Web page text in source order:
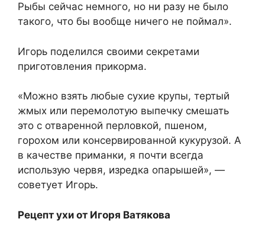
Рыбы сейчас немного, но ни разу не было
такого, что бы вообще ничего не поймал».
Игорь поделился своими секретами
приготовления прикорма.
«Можно взять любые сухие крупы, тертый
жмых или перемолотую выпечку смешать
это с отваренной перловкой, пшеном,
горохом или консервированной кукурузой. А
в качестве приманки, я почти всегда
использую червя, изредка опарышей», —
советует Игорь.
Рецепт ухи от Игоря Ватякова